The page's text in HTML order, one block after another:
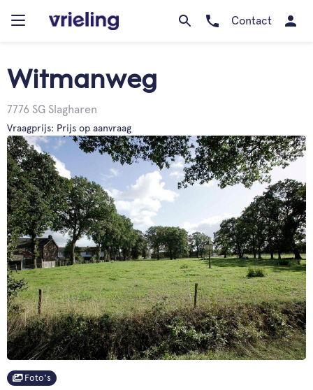
Contact
Witmanweg
7776 SG Slagharen
Vraagprijs: Prijs op aanvraag
Foto's